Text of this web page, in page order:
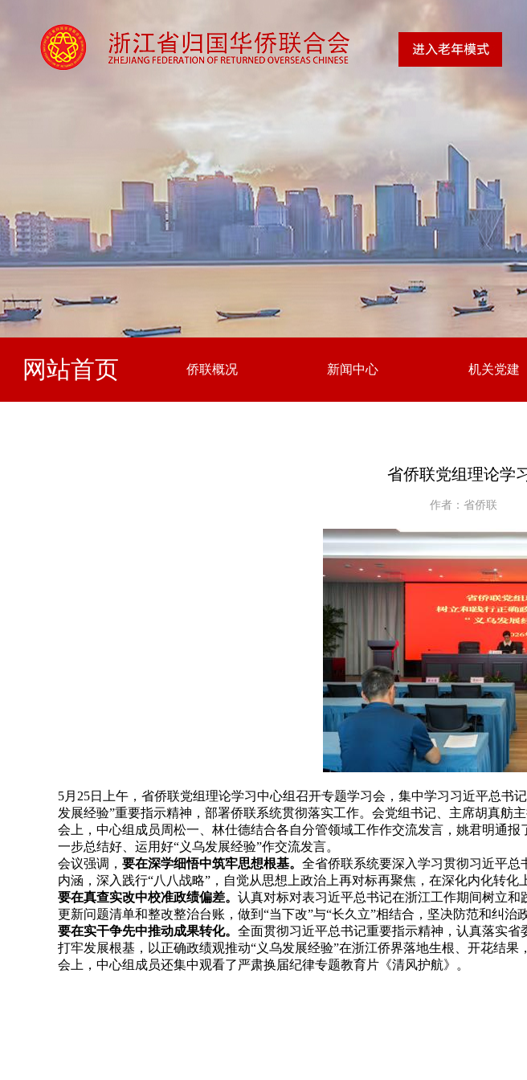
网站首页 侨联概况 新闻中心 机关党建
省侨联党组理论学
作者：省侨联
5月25日上午，省侨联党组理论学习中心组召开专题学习会，集中学习习近平总
发展经验”重要指示精神，部署侨联系统贯彻落实工作。会党组书记、主席胡真舫主
会上，中心组成员周松一、林仕德结合各自分管领域工作作交流发言，姚君明通
一步总结好、运用好“义乌发展经验”作交流发言。
会议强调， 要在深学细悟中筑牢思想根基。 全省侨联系统要深入学习贯彻习近平
内涵，深入践行“八八战略”，自觉从思想上政治上再对标再聚焦，在深化内化转化
要在真查实改中校准政绩偏差。 认真对标对表习近平总书记在浙江工作期间树立
更新问题清单和整改整治台账，做到“当下改”与“长久立”相结合，坚决防范和纠治
要在实干争先中推动成果转化。 全面贯彻习近平总书记重要指示精神，认真落实
打牢发展根基，以正确政绩观推动“义乌发展经验”在浙江侨界落地生根、开花结果
会上，中心组成员还集中观看了严肃换届纪律专题教育片《清风护航》。